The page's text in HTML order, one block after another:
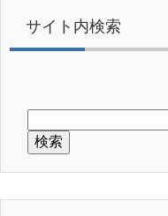
サイト内検索